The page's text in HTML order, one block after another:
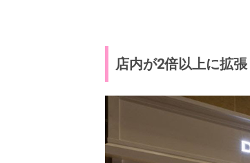
店内が2倍以上に拡